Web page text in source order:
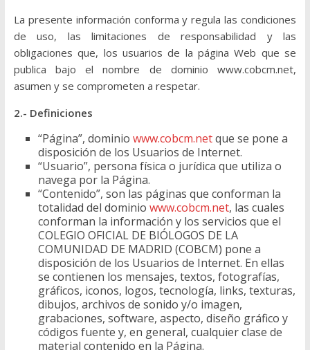
La presente información conforma y regula las condiciones
de uso, las limitaciones de responsabilidad y las
obligaciones que, los usuarios de la página Web que se
publica bajo el nombre de dominio www.cobcm.net,
asumen y se comprometen a respetar.
2.- Definiciones
“Página”, dominio www.cobcm.netque se pone a
disposición de los Usuarios de Internet.
“Usuario”, persona física o jurídica que utiliza o
navega por la Página.
“Contenido”, son las páginas que conforman la
totalidad del dominio www.cobcm.net, las cuales
conforman la información y los servicios que el
COLEGIO OFICIAL DE BIÓLOGOS DE LA
COMUNIDAD DE MADRID (COBCM) pone a
disposición de los Usuarios de Internet. En ellas
se contienen los mensajes, textos, fotografías,
gráficos, iconos, logos, tecnología, links, texturas,
dibujos, archivos de sonido y/o imagen,
grabaciones, software, aspecto, diseño gráfico y
códigos fuente y, en general, cualquier clase de
material contenido en la Página.